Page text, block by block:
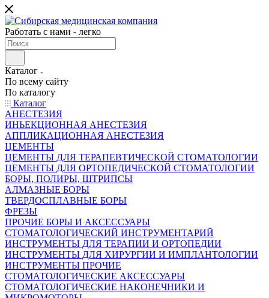
Работать с нами - легко
Каталог
По всему сайту
По каталогу
Каталог
АНЕСТЕЗИЯ
ИНЬЕКЦИОННАЯ АНЕСТЕЗИЯ
АППЛИКАЦИОННАЯ АНЕСТЕЗИЯ
ЦЕМЕНТЫ
ЦЕМЕНТЫ ДЛЯ ТЕРАПЕВТИЧЕСКОЙ СТОМАТОЛОГИИ
ЦЕМЕНТЫ ДЛЯ ОРТОПЕДИЧЕСКОЙ СТОМАТОЛОГИИ
БОРЫ, ПОЛИРЫ, ШТРИПСЫ
АЛМАЗНЫЕ БОРЫ
ТВЕРДОСПЛАВНЫЕ БОРЫ
ФРЕЗЫ
ПРОЧИЕ БОРЫ И АКСЕССУАРЫ
СТОМАТОЛОГИЧЕСКИЙ ИНСТРУМЕНТАРИЙ
ИНСТРУМЕНТЫ ДЛЯ ТЕРАПИИ И ОРТОПЕДИИ
ИНСТРУМЕНТЫ ДЛЯ ХИРУРГИИ И ИМПЛАНТОЛОГИИ
ИНСТРУМЕНТЫ ПРОЧИЕ
СТОМАТОЛОГИЧЕСКИЕ АКСЕССУАРЫ
СТОМАТОЛОГИЧЕСКИЕ НАКОНЕЧНИКИ И